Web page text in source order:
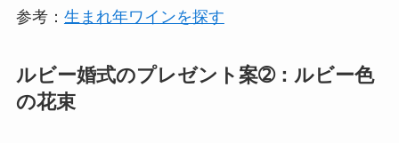
参考： 生まれ年ワインを探す
ルビー婚式のプレゼント案➁：ルビー色
の花束